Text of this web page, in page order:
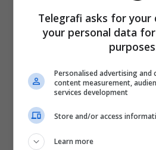
Telegrafi asks for your
your personal data
Personalised advertising
content measurement,
services development
Store and/or access
Learn more